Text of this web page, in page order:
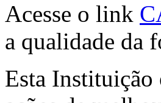
Acesse o link
a qualidade da
Esta